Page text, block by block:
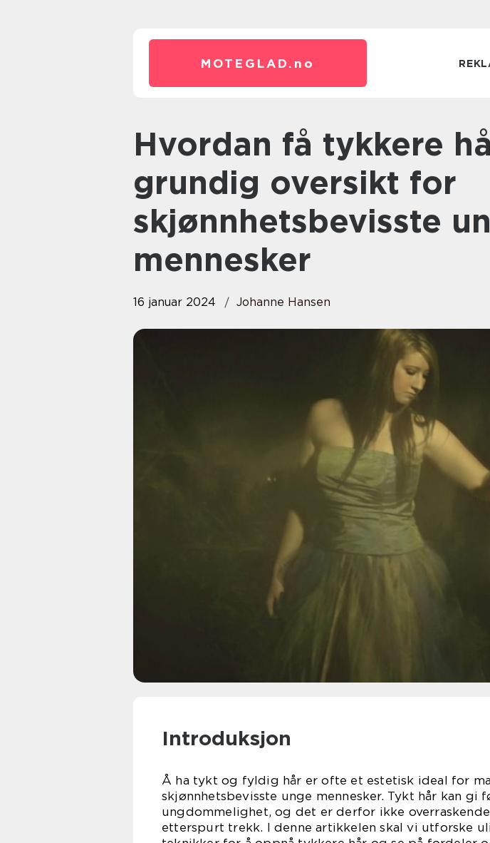
MOTEGLAD. no
Hvordan få tykkere hår: En
grundig oversikt for
skjønnhetsbevisste
mennesker
16 januar 2024 Johanne Hansen
Introduksjon
Å ha tykt og fyldig hår er ofte et estetisk ideal for
skjønnhetsbevisste unge mennesker. Tykt hår kan gi
ungdommelighet, og det er derfor ikke
etterspurt trekk. I denne artikkelen skal vi utforske